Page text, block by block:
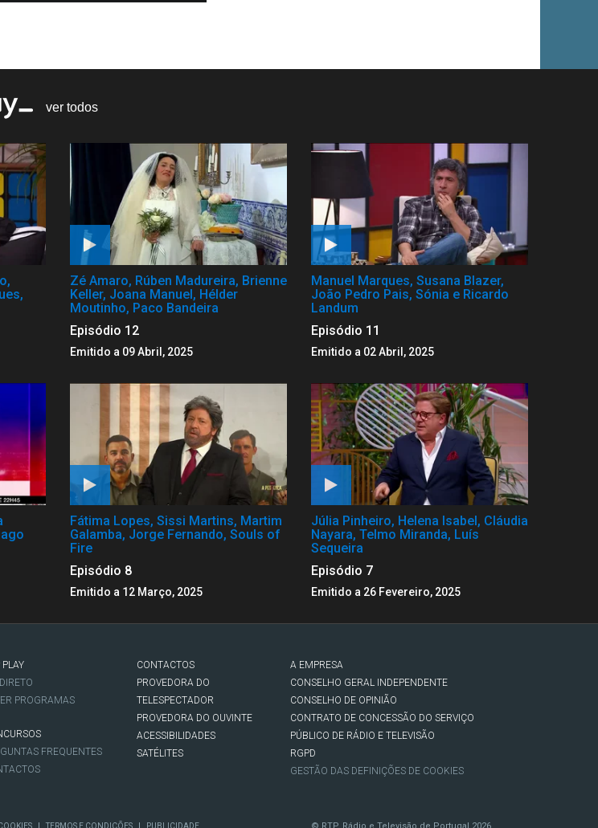
ver todos
Zé Amaro, Rúben Madureira, Brienne
Keller, Joana Manuel, Hélder
Moutinho, Paco Bandeira
Episódio 12
Emitido a 09 Abril, 2025
Manuel Marques, Susana Blazer,
João Pedro Pais, Sónia e Ricardo
Landum
Episódio 11
Emitido a 02 Abril, 2025
Fátima Lopes, Sissi Martins, Martim
Galamba, Jorge Fernando, Souls of
Fire
Episódio 8
Emitido a 12 Março, 2025
Júlia Pinheiro, Helena Isabel, Cláudia
Nayara, Telmo Miranda, Luís
Sequeira
Episódio 7
Emitido a 26 Fevereiro, 2025
PLAY
PROGRAMAS
FREQUENTES
CONTACTOS
PROVEDORA DO
TELESPECTADOR
PROVEDORA DO OUVINTE
ACESSIBILIDADES
SATÉLITES
A EMPRESA
CONSELHO GERAL INDEPENDENTE
CONSELHO DE OPINIÃO
CONTRATO DE CONCESSÃO DO SERVIÇO
PÚBLICO DE RÁDIO E TELEVISÃO
RGPD
GESTÃO DAS DEFINIÇÕES DE COOKIES
TERMOS E CONDIÇÕES PUBLICIDADE